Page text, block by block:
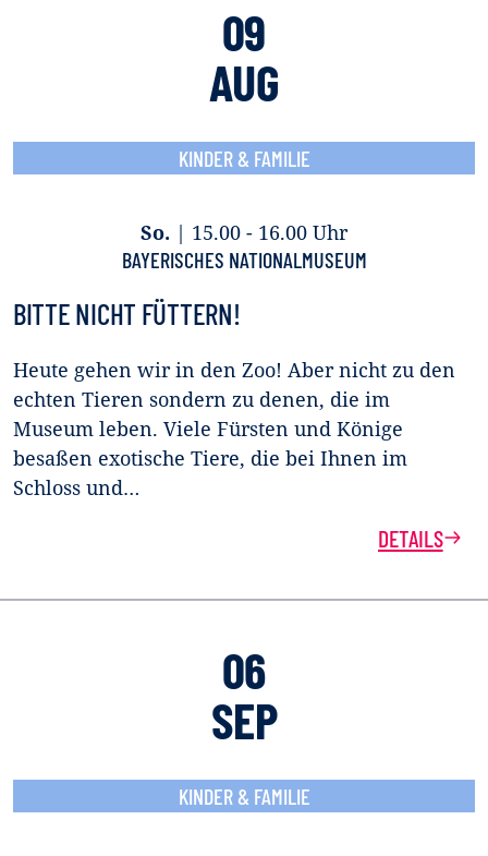
09
AUG
KINDER & FAMILIE
So. | 15.00 - 16.00 Uhr
BAYERISCHES NATIONALMUSEUM
BITTE NICHT FÜTTERN!
Heute gehen wir in den Zoo! Aber nicht zu den
echten Tieren sondern zu denen, die im
Museum leben. Viele Fürsten und Könige
besaßen exotische Tiere, die bei Ihnen im
Schloss und…
DETAILS
06
SEP
KINDER & FAMILIE